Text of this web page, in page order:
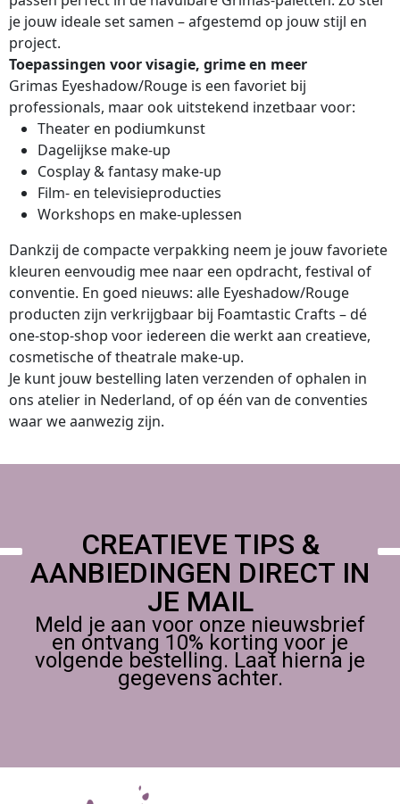
je jouw ideale set samen – afgestemd op jouw stijl en
project.
Toepassingen voor visagie, grime en meer
Grimas Eyeshadow/Rouge is een favoriet bij
professionals, maar ook uitstekend inzetbaar voor:
Theater en podiumkunst
Dagelijkse make-up
Cosplay & fantasy make-up
Film- en televisieproducties
Workshops en make-uplessen
Dankzij de compacte verpakking neem je jouw favoriete
kleuren eenvoudig mee naar een opdracht, festival of
conventie. En goed nieuws: alle Eyeshadow/Rouge
producten zijn verkrijgbaar bij Foamtastic Crafts – dé
one-stop-shop voor iedereen die werkt aan creatieve,
cosmetische of theatrale make-up.
Je kunt jouw bestelling laten verzenden of ophalen in
ons atelier in Nederland, of op één van de conventies
waar we aanwezig zijn.
CREATIEVE TIPS &
AANBIEDINGEN DIRECT IN
JE MAIL
Meld je aan voor onze nieuwsbrief
en ontvang 10% korting voor je
volgende bestelling. Laat hierna je
gegevens achter.